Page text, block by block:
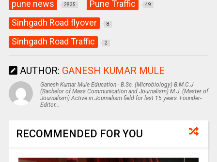
pune news 2835 Pune Traffic 49
Sinhgadh Road flyover 8
Sinhgadh Road Traffic 2
AUTHOR: GANESH KUMAR MULE
Ganesh Kumar Mule Education - B.Sc. (Microbiology) B.M.C.J
(Bachelor of Mass Communication and Journalism) M.J. (Master of
Journalism) Active in Journalism field for last 15 years. Founder-
Editor...
RECOMMENDED FOR YOU